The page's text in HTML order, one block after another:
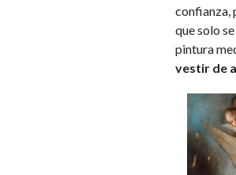
confianza,
que solo
pintura
vestir de